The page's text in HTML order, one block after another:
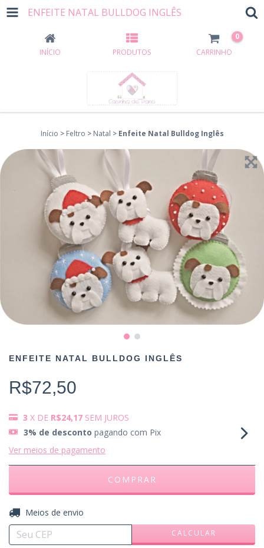
ENFEITE NATAL BULLDOG INGLÊS
INÍCIO PRODUTOS CARRINHO
0
Início > Feltro > Natal > Enfeite Natal Bulldog Inglês
ENFEITE NATAL BULLDOG INGLÊS
R$72,50
3 X DE R$24,17 SEM JUROS
3% de desconto pagando com Pix
Ver meios de pagamento
Entregas para o CEP:
Meios de envio
CALCULAR